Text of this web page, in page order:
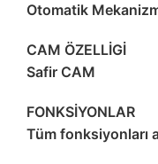
Otomatik
CAM ÖZELLİGİ
Safir CAM
FONKSİYONLAR
Tüm fonksiyonları